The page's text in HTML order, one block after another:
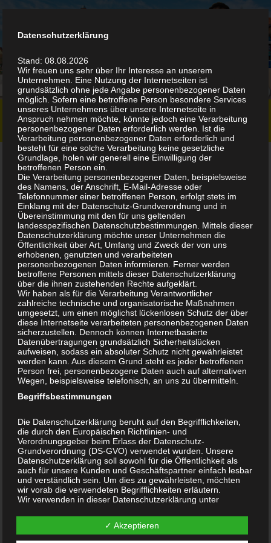
Zum Inhalt springen
Gerne nehmen wir Ihre Bestellung auch telefonisch entgegen und
nach etwa 10 -15 Minuten sind die Speisen für Sie mitnahmefertig zu
bereitet.
Wir freuen uns auf Ihren Besuch !
Wir bitten um Verständnis
Kürzlich mussten wir auch unsere Preise geringfügig korrigieren. Das
ist uns wirklich nicht leicht gefallen. Die Einkaufspreise
merken das sicher auch persönlich bei Ihrem Einkauf im Supermarkt.
Vielen Dank.
UNSERE ÖFFNUNGSZEITEN
Datenschutzerklärung
Stand: 08.08.2026
Wir freuen uns sehr über Ihr Interesse an unserem
Unternehmen. Eine Nutzung der Internetseiten ist
grundsätzlich ohne jede Angabe personenbezogener Daten
möglich. Sofern eine betroffene Person besondere Services
unseres Unternehmens über unsere Internetseite in
Anspruch nehmen möchte, könnte jedoch eine Verarbeitung
personenbezogener Daten erforderlich werden. Ist die
Verarbeitung personenbezogener Daten erforderlich und
besteht für eine solche Verarbeitung keine gesetzliche
Grundlage, holen wir generell eine Einwilligung der
betroffenen Person ein.
Die Verarbeitung personenbezogener Daten, beispielsweise
des Namens, der Anschrift, E-Mail-Adresse oder
Telefonnummer einer betroffenen Person, erfolgt stets im
Einklang mit der Datenschutz-Grundverordnung und in
Übereinstimmung mit den für uns geltenden
landesspezifischen Datenschutzbestimmungen. Mittels dieser
Datenschutzerklärung möchte unser Unternehmen die
Öffentlichkeit über Art, Umfang und Zweck der von uns
erhobenen, genutzten und verarbeiteten
personenbezogenen Daten informieren. Ferner werden
betroffene Personen mittels dieser Datenschutzerklärung
über die ihnen zustehenden Rechte aufgeklärt.
Wir haben als für die Verarbeitung Verantwortlicher
zahlreiche technische und organisatorische Maßnahmen
umgesetzt, um einen möglichst lückenlosen Schutz der über
diese Internetseite verarbeiteten personenbezogenen Daten
sicherzustellen. Dennoch können Internetbasierte
Datenübertragungen grundsätzlich Sicherheitslücken
aufweisen, sodass ein absoluter Schutz nicht gewährleistet
werden kann. Aus diesem Grund steht es jeder betroffenen
Person frei, personenbezogene Daten auch auf alternativen
Wegen, beispielsweise telefonisch, an uns zu übermitteln.
Begriffsbestimmungen
Die Datenschutzerklärung beruht auf den Begrifflichkeiten,
die durch den Europäischen Richtlinien- und
Verordnungsgeber beim Erlass der Datenschutz-
Grundverordnung (DS-GVO) verwendet wurden. Unsere
Datenschutzerklärung soll sowohl für die Öffentlichkeit als
auch für unsere Kunden und Geschäftspartner einfach lesbar
und verständlich sein. Um dies zu gewährleisten, möchten
wir vorab die verwendeten Begrifflichkeiten erläutern.
Wir verwenden in dieser Datenschutzerklärung unter
✓ Akzeptieren